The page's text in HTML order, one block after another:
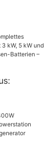
CATL-
–